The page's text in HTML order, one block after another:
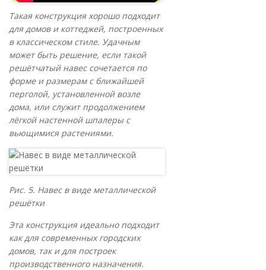
Такая конструкция хорошо подходит
для домов и коттеджей, построенных
в классическом стиле. Удачным
может быть решение, если такой
решётчатый навес сочетается по
форме и размерам с ближайшей
перголой, установленной возле
дома, или служит продолжением
лёгкой настенной шпалеры с
вьющимися растениями.
Рис. 5. Навес в виде металлической
решётки
Эта конструкция идеально подходит
как для современных городских
домов, так и для построек
производственного назначения.